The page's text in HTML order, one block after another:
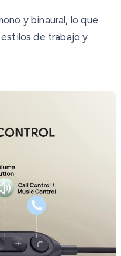
y binaural, lo que
de trabajo y